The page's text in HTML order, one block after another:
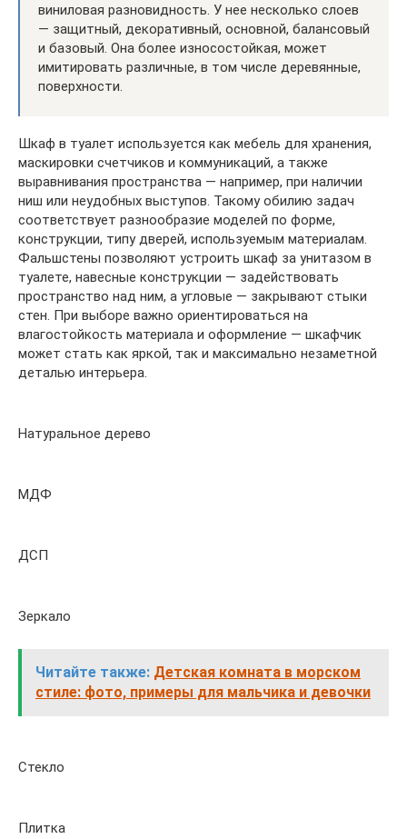
виниловая разновидность. У нее несколько слоев
— защитный, декоративный, основной, балансовый
и базовый. Она более износостойкая, может
имитировать различные, в том числе деревянные,
поверхности.
Шкаф в туалет используется как мебель для хранения,
маскировки счетчиков и коммуникаций, а также
выравнивания пространства — например, при наличии
ниш или неудобных выступов. Такому обилию задач
соответствует разнообразие моделей по форме,
конструкции, типу дверей, используемым материалам.
Фальшстены позволяют устроить шкаф за унитазом в
туалете, навесные конструкции — задействовать
пространство над ним, а угловые — закрывают стыки
стен. При выборе важно ориентироваться на
влагостойкость материала и оформление — шкафчик
может стать как яркой, так и максимально незаметной
деталью интерьера.
Натуральное дерево
МДФ
ДСП
Зеркало
Читайте также: Детская комната в морском
стиле: фото, примеры для мальчика и девочки
Стекло
Плитка